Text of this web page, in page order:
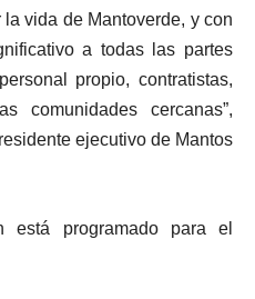
vida de Mantoverde, y con
a todas las partes
propio, contratistas,
comunidades cercanas”,
ejecutivo de Mantos
programado para el